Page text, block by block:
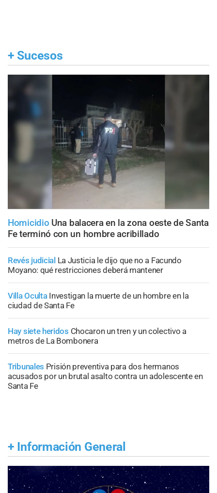
+ Sucesos
Homicidio Una balacera en la zona oeste de Santa
Fe terminó con un hombre acribillado
Revés judicial La Justicia le dijo que no a Facundo
Moyano: qué restricciones deberá mantener
Villa Oculta Investigan la muerte de un hombre en la
ciudad de Santa Fe
Hay siete heridos Chocaron un tren y un colectivo a
metros de La Bombonera
Tribunales Prisión preventiva para dos hermanos
acusados por un brutal asalto contra un adolescente en
Santa Fe
+ Información General